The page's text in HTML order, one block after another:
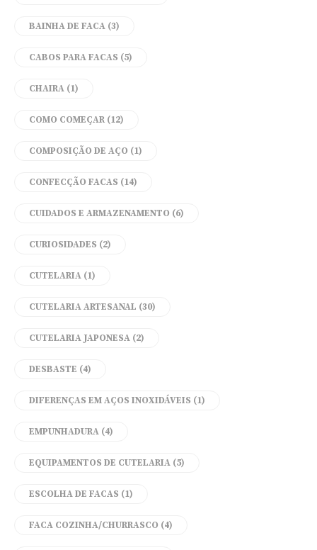
BAINHA DE FACA (3)
CABOS PARA FACAS (5)
CHAIRA (1)
COMO COMEÇAR (12)
COMPOSIÇÃO DE AÇO (1)
CONFECÇÃO FACAS (14)
CUIDADOS E ARMAZENAMENTO (6)
CURIOSIDADES (2)
CUTELARIA (1)
CUTELARIA ARTESANAL (30)
CUTELARIA JAPONESA (2)
DESBASTE (4)
DIFERENÇAS EM AÇOS INOXIDÁVEIS (1)
EMPUNHADURA (4)
EQUIPAMENTOS DE CUTELARIA (5)
ESCOLHA DE FACAS (1)
FACA COZINHA/CHURRASCO (4)